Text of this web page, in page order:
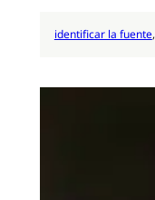
identificar la fuente,